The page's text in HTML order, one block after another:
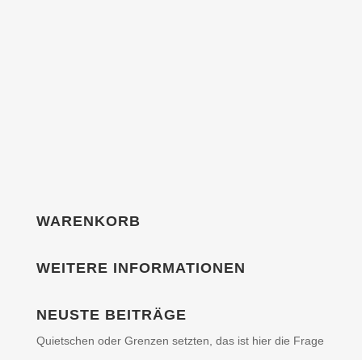
WARENKORB
WEITERE INFORMATIONEN
NEUSTE BEITRÄGE
Quietschen oder Grenzen setzten, das ist hier die Frage